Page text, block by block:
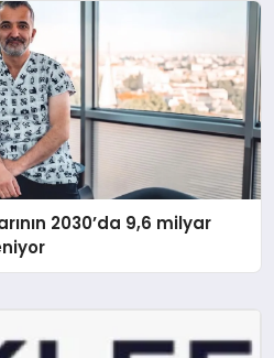
2030’da 9,6 milyar